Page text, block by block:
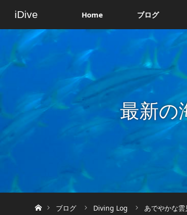
iDive Home ブログ
最新の
ブログ
Diving Log あでやかな雲